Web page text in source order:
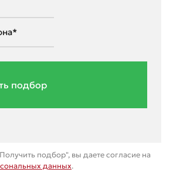
подбор
подбор", вы даете согласие на
данных.